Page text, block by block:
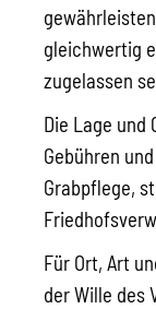
gleichwertig
zugelassen
Die Lage und
Gebühren
Grabpflege,
Für Ort, Art
der Wille des